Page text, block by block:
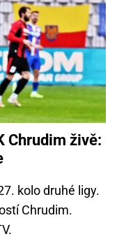
Chrudim živě:
kolo druhé ligy.
Chrudim.